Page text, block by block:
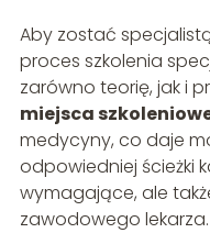
Aby zostać
proces szkolenia
zarówno teorię, jak i
miejsca
medycyny, co daje
odpowiedniej ścieżki
wymagające, ale
zawodowego lekarza.